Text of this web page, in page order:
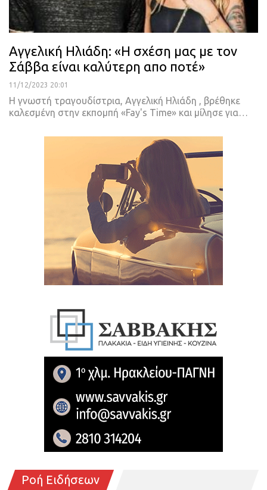
Αγγελική Ηλιάδη: «Η σχέση μας με τον
Σάββα είναι καλύτερη απο ποτέ»
11/12/2023 20:01
Η γνωστή τραγουδίστρια, Αγγελική Ηλιάδη , βρέθηκε
καλεσμένη στην εκπομπή «Fay's Time» και μίλησε για…
Ροή Ειδήσεων